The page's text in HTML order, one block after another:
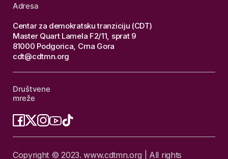
Adresa
Centar za demokratsku tranziciju (CDT)
Master Quart Lamela F2/11, sprat 9
81000 Podgorica, Crna Gora
cdt@cdtmn.org
Društvene
mreže
Copyright © 2023. www.cdtmn.org | All rights